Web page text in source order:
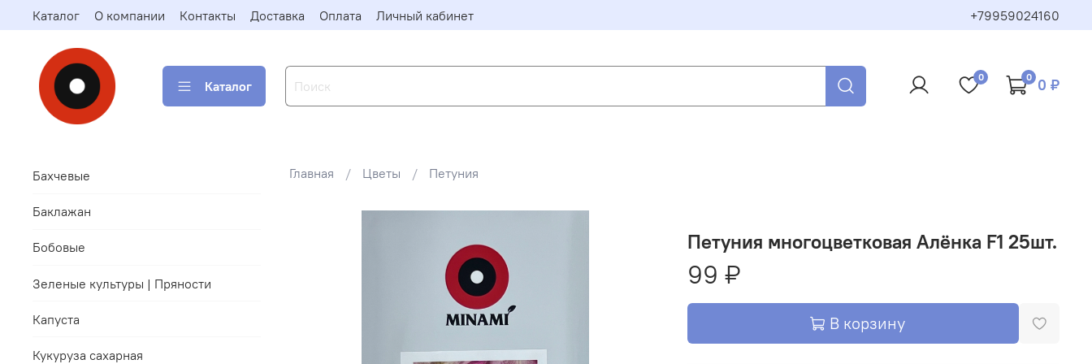
Каталог О компании Контакты Доставка Оплата Личный кабинет +79959024160
Каталог
0 0 0 ₽
Главная Цветы Петуния
Петуния многоцветковая Алёнка F1 25шт.
99 ₽
В корзину
Бахчевые
Баклажан
Бобовые
Зеленые культуры | Пряности
Капуста
Кукуруза сахарная